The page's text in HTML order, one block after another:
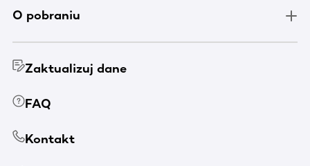
O pobraniu
Zaktualizuj dane
FAQ
Kontakt